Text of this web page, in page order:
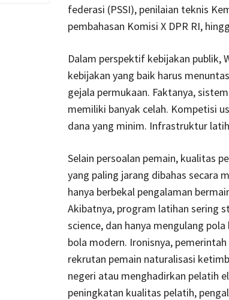
federasi (PSSI), penilaian teknis
pembahasan Komisi X DPR RI,
Dalam perspektif kebijakan publik,
kebijakan yang baik harus
gejala permukaan. Faktanya,
memiliki banyak celah. Kompetisi
dana yang minim. Infrastruktur
Selain persoalan pemain, kualitas
yang paling jarang dibahas secara
hanya berbekal pengalaman
Akibatnya, program latihan sering
science, dan hanya mengulang
bola modern. Ironisnya,
rekrutan pemain naturalisasi
negeri atau menghadirkan pelatih
peningkatan kualitas pelatih,